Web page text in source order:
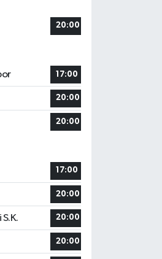
20:00
17:00
20:00
20:00
17:00
20:00
20:00
20:00